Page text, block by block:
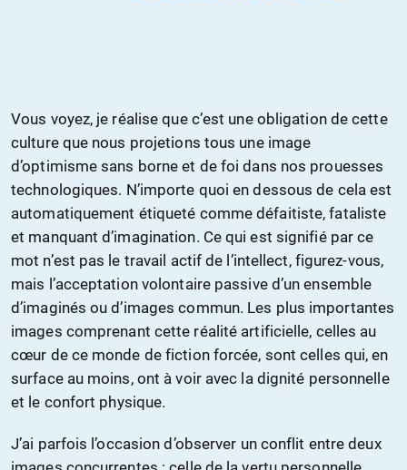
Vous voyez, je réalise que c’est une obligation de cette
culture que nous projetions tous une image
d’optimisme sans borne et de foi dans nos prouesses
technologiques. N’importe quoi en dessous de cela est
automatiquement étiqueté comme défaitiste, fataliste
et manquant d’imagination. Ce qui est signifié par ce
mot n’est pas le travail actif de l’intellect, figurez-vous,
mais l’acceptation volontaire passive d’un ensemble
d’imaginés ou d’images commun. Les plus importantes
images comprenant cette réalité artificielle, celles au
cœur de ce monde de fiction forcée, sont celles qui, en
surface au moins, ont à voir avec la dignité personnelle
et le confort physique.
J’ai parfois l’occasion d’observer un conflit entre deux